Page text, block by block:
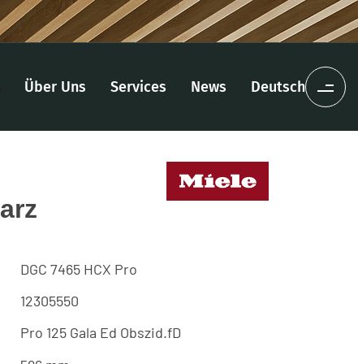
Über Uns Services News Deutsch
DGC 7465 HCX Pro
12305550
Pro 125 Gala Ed Obszid.fD